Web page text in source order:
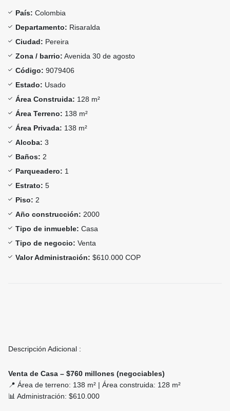
País: Colombia
Departamento: Risaralda
Ciudad: Pereira
Zona / barrio: Avenida 30 de agosto
Código: 9079406
Estado: Usado
Área Construida: 128 m²
Área Terreno: 138 m²
Área Privada: 138 m²
Alcoba: 3
Baños: 2
Parqueadero: 1
Estrato: 5
Piso: 2
Año construcción: 2000
Tipo de inmueble: Casa
Tipo de negocio: Venta
Valor Administración: $610.000 COP
Descripción Adicional :
Venta de Casa – $760 millones (negociables)
📍 Área de terreno: 138 m² | Área construida: 128 m²
📊 Administración: $610.000